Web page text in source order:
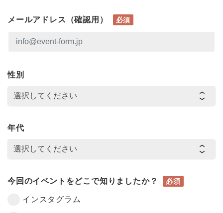
メールアドレス（確認用） 必須
性別
年代
今回のイベントをどこで知りましたか？ 必須
インスタグラム